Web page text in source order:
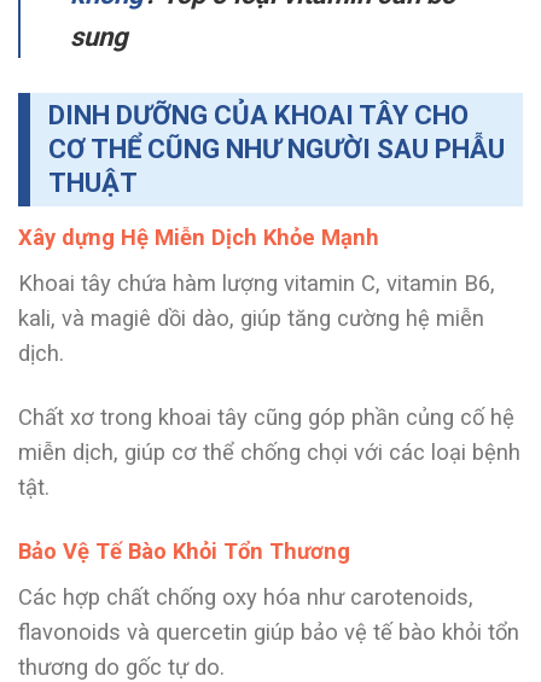
sung
DINH DƯỠNG CỦA KHOAI TÂY CHO
CƠ THỂ CŨNG NHƯ NGƯỜI SAU PHẪU
THUẬT
Xây dựng Hệ Miễn Dịch Khỏe Mạnh
Khoai tây chứa hàm lượng vitamin C, vitamin B6,
kali, và magiê dồi dào, giúp tăng cường hệ miễn
dịch.
Chất xơ trong khoai tây cũng góp phần củng cố hệ
miễn dịch, giúp cơ thể chống chọi với các loại bệnh
tật.
Bảo Vệ Tế Bào Khỏi Tổn Thương
Các hợp chất chống oxy hóa như carotenoids,
flavonoids và quercetin giúp bảo vệ tế bào khỏi tổn
thương do gốc tự do.